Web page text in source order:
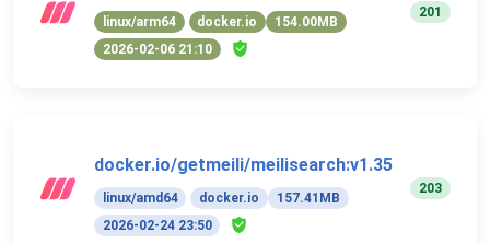
linux/arm64 docker.io
154.00MB
2026-02-06 21:10
201
docker.io/getmeili/meilisearch:v1.35
linux/amd64 docker.io
157.41MB
2026-02-24 23:50
203